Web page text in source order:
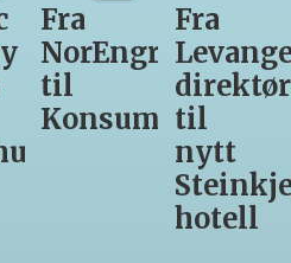
Fra
Levanger-
direktør
til
Steinkjer-
12
får
være
med
Asko